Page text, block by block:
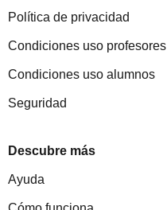
Política de privacidad
Condiciones uso profesores
Condiciones uso alumnos
Seguridad
Descubre más
Ayuda